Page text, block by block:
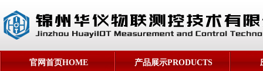
官网首页HOME 产品展示PRODUCTS